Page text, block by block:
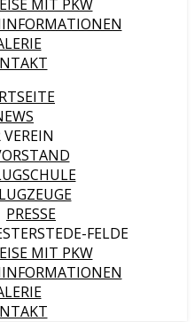
MIT PKW
VEREIN
PRESSE
FELDE
MIT PKW